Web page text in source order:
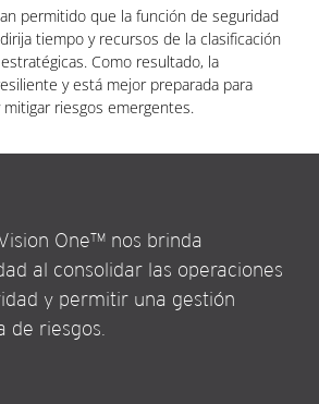
permitido que la función de seguridad
tiempo y recursos de la clasificación
Como resultado, la
y está mejor preparada para
riesgos emergentes.
One™ nos brinda
al consolidar las operaciones
y permitir una gestión
de riesgos.